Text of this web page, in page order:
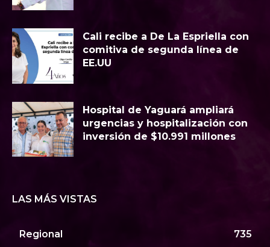
Cali recibe a De La Espriella con
comitiva de segunda línea de
EE.UU
Hospital de Yaguará ampliará
urgencias y hospitalización con
inversión de $10.991 millones
LAS MÁS VISTAS
Regional 735